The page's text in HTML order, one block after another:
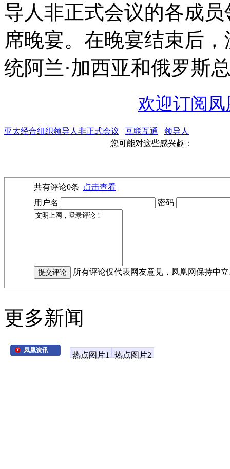
导人非正式会议的各成
席晚宴。在晚宴结束后
统阿兰·加西亚和俄罗斯
欢迎订阅
亚太经合组织领导人非正式会议 互联互通
领导人
您可能对这些感兴趣：
共有评论0条
点击查看
用户名
密码
所有评论仅代表网友意见，凤凰网保持中
更多新闻
凤凰资讯
热点图片1 热点图片2